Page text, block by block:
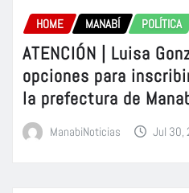
HOME MANABÍ POLÍTICA
ATENCIÓN | Luisa
opciones para
la prefectura de
ManabiNoticias Jul 30,